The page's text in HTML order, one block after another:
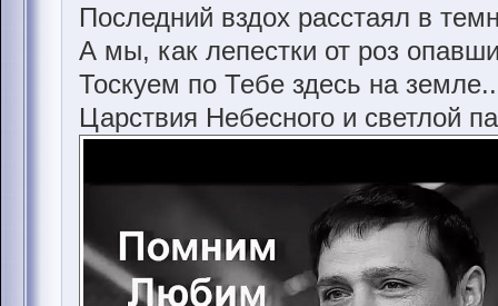
Последний вздох расстаял в
А мы, как лепестки от роз
Тоскуем по Тебе здесь на
Царствия Небесного и светлой